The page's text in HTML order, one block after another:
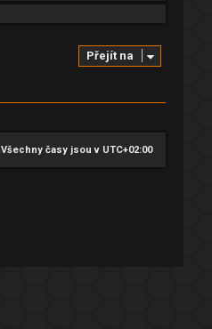
Přejít na
Všechny časy jsou v UTC+02:00